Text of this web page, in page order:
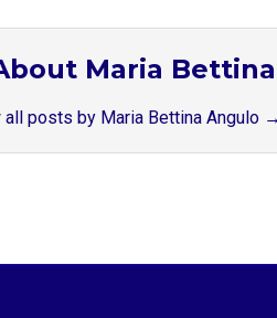
Maria
all posts by Maria Bettina Angulo →